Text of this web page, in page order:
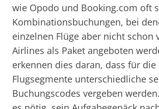
wie Opodo und Booking.com oft
Kombinationsbuchungen, bei
einzelnen Flüge aber nicht schon
Airlines als Paket angeboten
erkennen dies daran, dass für die
Flugsegmente unterschiedliche
Buchungscodes vergeben